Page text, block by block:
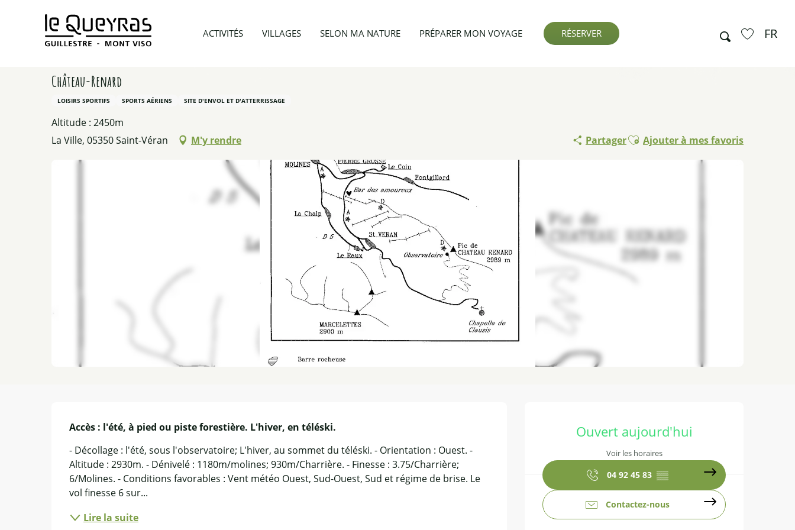
Recherche FR
ACTIVITÉS VILLAGES SELON MA NATURE PRÉPARER MON VOYAGE RÉSERVER
Accueil A voir et A faire Toutes nos activités été & hiver
Château-Renard
LOISIRS SPORTIFS SPORTS AÉRIENS SITE D'ENVOL ET D'ATTERRISSAGE
Altitude : 2450m
La Ville, 05350 Saint-Véran
M'y rendre PartagerAjouter aux favoris
Ajouter à mes favoris
Ouvert aujourd'hui
Voir les horaires
04 92 45 83 ▒▒
Contactez-nous
Accès : l'été, à pied ou piste forestière. L'hiver, en téléski.
- Décollage : l'été, sous l'observatoire; L'hiver, au sommet du téléski. - Orientation : Ouest. -
Altitude : 2930m. - Dénivelé : 1180m/molines; 930m/Charrière. - Finesse : 3.75/Charrière;
6/Molines. - Conditions favorables : Vent météo Ouest, Sud-Ouest, Sud et régime de brise. Le
vol finesse 6 sur...
Lire la suite